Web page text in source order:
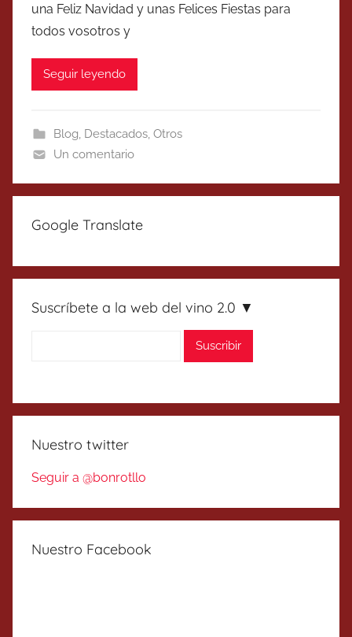
una Feliz Navidad y unas Felices Fiestas para
todos vosotros y
Seguir leyendo
Blog, Destacados, Otros
Un comentario
Google Translate
Suscríbete a la web del vino 2.0 ▼
Nuestro twitter
Seguir a @bonrotllo
Nuestro Facebook